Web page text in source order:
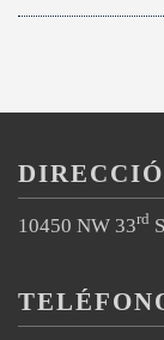
10450 NW 33rd